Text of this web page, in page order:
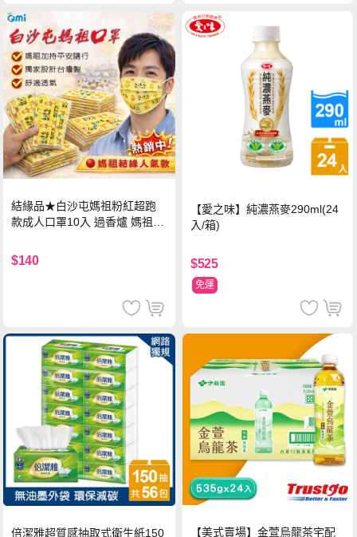
結緣品★白沙屯媽祖粉紅超跑
款成人口罩10入 過香爐 媽祖加
$140
【愛之味】純濃燕麥290ml(24
入/箱)
$525
免運
倍潔雅超質感抽取式衛生紙150
【美式賣場】金萱烏龍茶宅配